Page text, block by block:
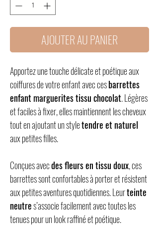
AJOUTER AU PANIER
Apportez une touche délicate et poétique aux
coiffures de votre enfant avec cesbarrettes
enfant marguerites tissu chocolat. Légères
et faciles à fixer, elles maintiennent les cheveux
tout en ajoutant un styletendre et naturel
aux petites filles.
Conçues avecdes fleurs en tissu doux, ces
barrettes sont confortables à porter et résistent
aux petites aventures quotidiennes. Leurteinte
neutres’associe facilement avec toutes les
tenues pour un look raffiné et poétique.